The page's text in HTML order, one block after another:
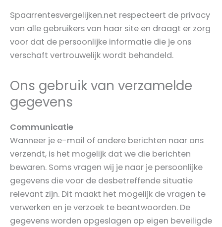
Spaarrentesvergelijken.net respecteert de privacy
van alle gebruikers van haar site en draagt er zorg
voor dat de persoonlijke informatie die je ons
verschaft vertrouwelijk wordt behandeld.
Ons gebruik van verzamelde
gegevens
Communicatie
Wanneer je e-mail of andere berichten naar ons
verzendt, is het mogelijk dat we die berichten
bewaren. Soms vragen wij je naar je persoonlijke
gegevens die voor de desbetreffende situatie
relevant zijn. Dit maakt het mogelijk de vragen te
verwerken en je verzoek te beantwoorden. De
gegevens worden opgeslagen op eigen beveiligde